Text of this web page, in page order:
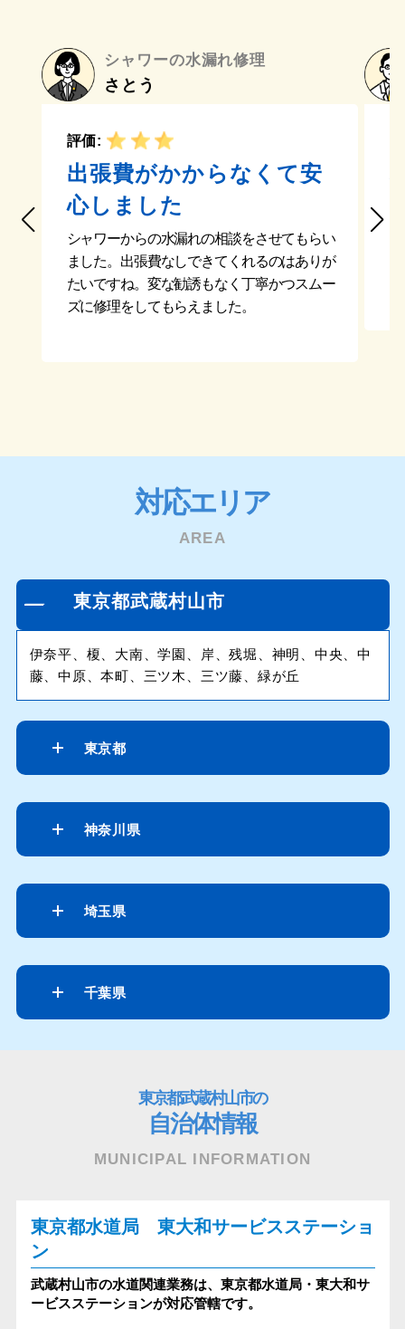
シャワーの水漏れ修理
さとう
評価:
出張費がかからなくて安
心しました
シャワーからの水漏れの相談をさせてもらい
ました。出張費なしできてくれるのはありが
たいですね。変な勧誘もなく丁寧かつスムー
ズに修理をしてもらえました。
対応エリア
AREA
東京都武蔵村山市
伊奈平、榎、大南、学園、岸、残堀、神明、中央、中
藤、中原、本町、三ツ木、三ツ藤、緑が丘
東京都
神奈川県
埼玉県
千葉県
東京都武蔵村山市の
自治体情報
MUNICIPAL INFORMATION
東京都水道局 東大和サービスステーショ
ン
武蔵村山市の水道関連業務は、東京都水道局・東大和サ
ービスステーションが対応管轄です。